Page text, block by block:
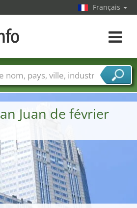
Juan de février
Français
Toggle
Villes
Secteurs de foire
de services